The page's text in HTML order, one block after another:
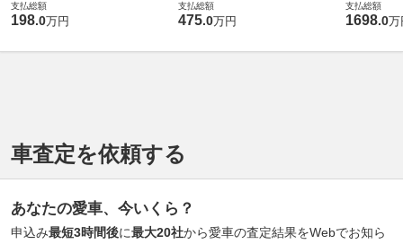
支払総額
198.0万円
支払総額
475.0万円
支払総額
1698.0万
車査定を依頼する
あなたの愛車、今いくら？
申込み最短3時間後に最大20社から愛車の査定結果をWebでお知ら